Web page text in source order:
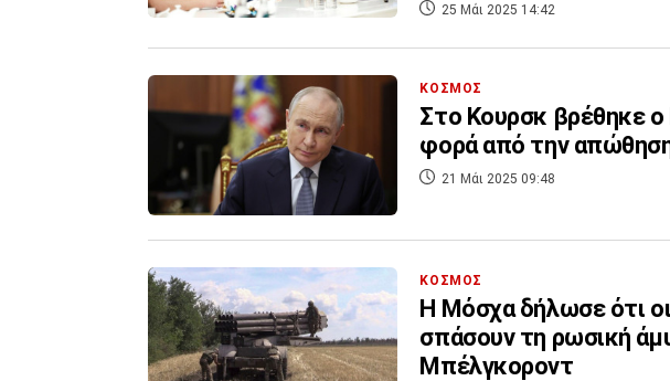
25 Μάι 2025 14:42
ΚΟΣΜΟΣ
Στο Κουρσκ βρέθηκε ο
φορά από την
21 Μάι 2025 09:48
ΚΟΣΜΟΣ
Η Μόσχα δήλωσε ότι
σπάσουν τη ρωσική
Μπέλγκοροντ